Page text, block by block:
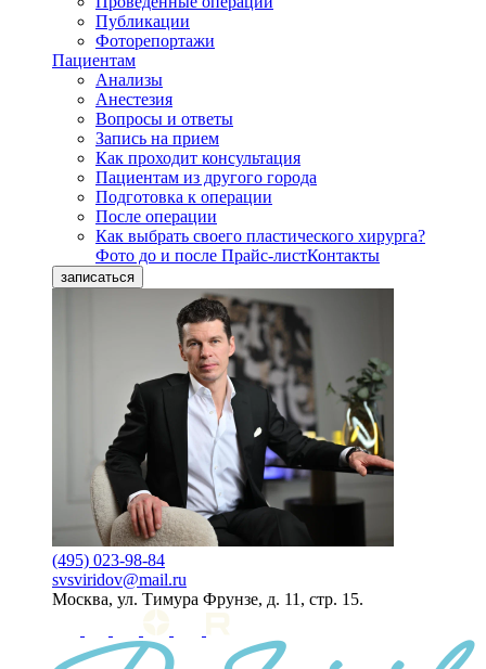
Публикации
Фоторепортажи
Пациентам
Анализы
Анестезия
Вопросы и ответы
Запись на прием
Как проходит консультация
Пациентам из другого города
Подготовка к операции
После операции
Как выбрать своего пластического хирурга?
Фото до и после Прайс-листКонтакты
записаться
(495) 023-98-84
svsviridov@mail.ru
Москва, ул. Тимура Фрунзе, д. 11, стр. 15.